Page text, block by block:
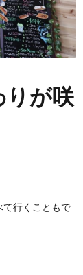
りが咲
て行くこともで